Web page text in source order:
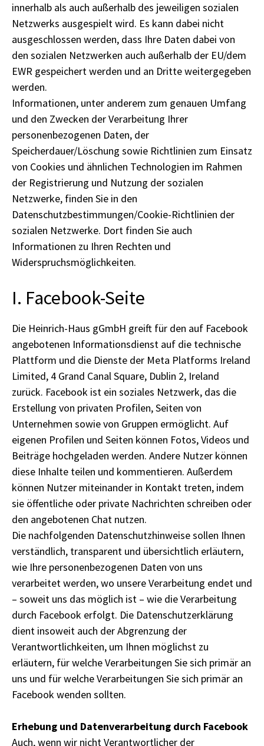
innerhalb als auch außerhalb des jeweiligen sozialen
Netzwerks ausgespielt wird. Es kann dabei nicht
ausgeschlossen werden, dass Ihre Daten dabei von
den sozialen Netzwerken auch außerhalb der EU/dem
EWR gespeichert werden und an Dritte weitergegeben
werden.
Informationen, unter anderem zum genauen Umfang
und den Zwecken der Verarbeitung Ihrer
personenbezogenen Daten, der
Speicherdauer/Löschung sowie Richtlinien zum Einsatz
von Cookies und ähnlichen Technologien im Rahmen
der Registrierung und Nutzung der sozialen
Netzwerke, finden Sie in den
Datenschutzbestimmungen/Cookie-Richtlinien der
sozialen Netzwerke. Dort finden Sie auch
Informationen zu Ihren Rechten und
Widerspruchsmöglichkeiten.
I. Facebook-Seite
Die Heinrich-Haus gGmbH greift für den auf Facebook
angebotenen Informationsdienst auf die technische
Plattform und die Dienste der Meta Platforms Ireland
Limited, 4 Grand Canal Square, Dublin 2, Ireland
zurück. Facebook ist ein soziales Netzwerk, das die
Erstellung von privaten Profilen, Seiten von
Unternehmen sowie von Gruppen ermöglicht. Auf
eigenen Profilen und Seiten können Fotos, Videos und
Beiträge hochgeladen werden. Andere Nutzer können
diese Inhalte teilen und kommentieren. Außerdem
können Nutzer miteinander in Kontakt treten, indem
sie öffentliche oder private Nachrichten schreiben oder
den angebotenen Chat nutzen.
Die nachfolgenden Datenschutzhinweise sollen Ihnen
verständlich, transparent und übersichtlich erläutern,
wie Ihre personenbezogenen Daten von uns
verarbeitet werden, wo unsere Verarbeitung endet und
– soweit uns das möglich ist – wie die Verarbeitung
durch Facebook erfolgt. Die Datenschutzerklärung
dient insoweit auch der Abgrenzung der
Verantwortlichkeiten, um Ihnen möglichst zu
erläutern, für welche Verarbeitungen Sie sich primär an
uns und für welche Verarbeitungen Sie sich primär an
Facebook wenden sollten.
Erhebung und Datenverarbeitung durch Facebook
Auch, wenn wir nicht Verantwortlicher der